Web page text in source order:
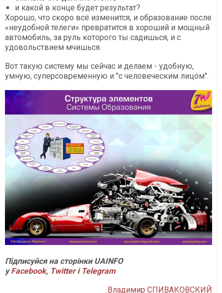
и какой в конце будет результат?
Хорошо, что скоро всё изменится, и образование после
«неудобной телеги» превратится в хороший и мощный
автомобиль, за руль которого ты садишься, и с
удовольствием мчишься.
Вот такую систему мы сейчас и делаем - удобную,
умную, суперсовременную и "с человеческим лицом".
Підписуйся на сторінки UAINFO
уFacebook, Twitter і Telegram
Владимир СПИВАКОВСКИЙ